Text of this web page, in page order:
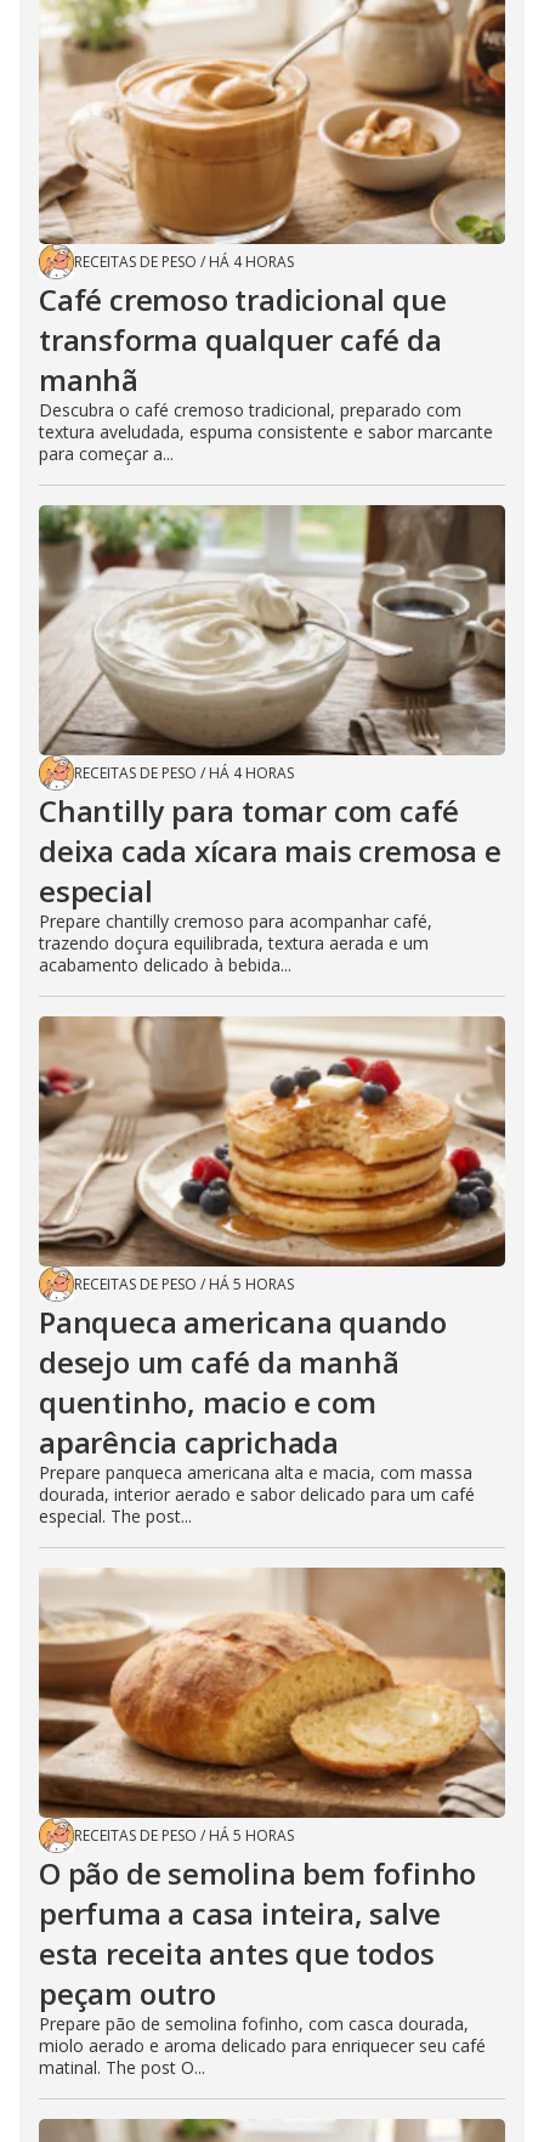
RECEITAS DE PESO / HÁ 4 HORAS
Café cremoso tradicional que
transforma qualquer café da
manhã
Descubra o café cremoso tradicional, preparado com
textura aveludada, espuma consistente e sabor marcante
para começar a...
RECEITAS DE PESO / HÁ 4 HORAS
Chantilly para tomar com café
deixa cada xícara mais cremosa e
especial
Prepare chantilly cremoso para acompanhar café,
trazendo doçura equilibrada, textura aerada e um
acabamento delicado à bebida...
RECEITAS DE PESO / HÁ 5 HORAS
Panqueca americana quando
desejo um café da manhã
quentinho, macio e com
aparência caprichada
Prepare panqueca americana alta e macia, com massa
dourada, interior aerado e sabor delicado para um café
especial. The post...
RECEITAS DE PESO / HÁ 5 HORAS
O pão de semolina bem fofinho
perfuma a casa inteira, salve
esta receita antes que todos
peçam outro
Prepare pão de semolina fofinho, com casca dourada,
miolo aerado e aroma delicado para enriquecer seu café
matinal. The post O...